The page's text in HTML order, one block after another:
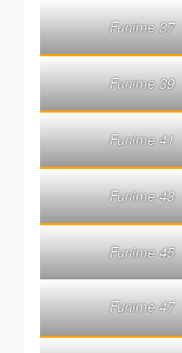
Funime 37
Funime 39
Funime 41
Funime 43
Funime 45
Funime 47